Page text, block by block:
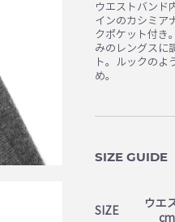
ウエストバンド
インのカシミア
クポケット付き
みのレングスに
ト。ルックのよ
め。
SIZE GUIDE
SIZE
ウエ
cm